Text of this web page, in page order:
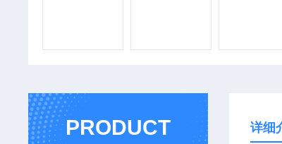
PRODUCT 详细